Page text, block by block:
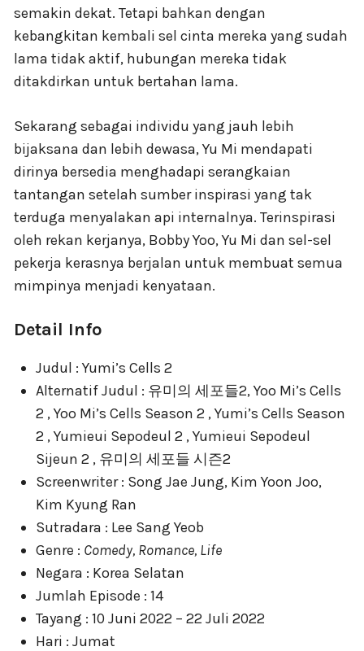
semakin dekat. Tetapi bahkan dengan
kebangkitan kembali sel cinta mereka yang sudah
lama tidak aktif, hubungan mereka tidak
ditakdirkan untuk bertahan lama.
Sekarang sebagai individu yang jauh lebih
bijaksana dan lebih dewasa, Yu Mi mendapati
dirinya bersedia menghadapi serangkaian
tantangan setelah sumber inspirasi yang tak
terduga menyalakan api internalnya. Terinspirasi
oleh rekan kerjanya, Bobby Yoo, Yu Mi dan sel-sel
pekerja kerasnya berjalan untuk membuat semua
mimpinya menjadi kenyataan.
Detail Info
Judul : Yumi’s Cells 2
Alternatif Judul : 유미의 세포들2, Yoo Mi’s Cells
2 , Yoo Mi’s Cells Season 2 , Yumi’s Cells Season
2 , Yumieui Sepodeul 2 , Yumieui Sepodeul
Sijeun 2 , 유미의 세포들 시즌2
Screenwriter : Song Jae Jung, Kim Yoon Joo,
Kim Kyung Ran
Sutradara : Lee Sang Yeob
Genre : Comedy, Romance, Life
Negara : Korea Selatan
Jumlah Episode : 14
Tayang : 10 Juni 2022 – 22 Juli 2022
Hari : Jumat